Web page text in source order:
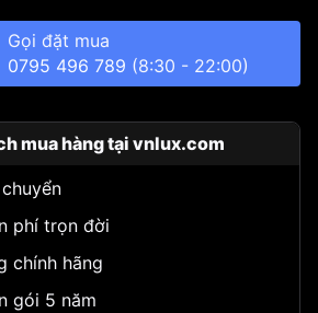
Gọi đặt mua
0795 496 789 (8:30 - 22:00)
mua hàng tại vnlux.com
phí trọn đời
chính hãng
gói 5 năm